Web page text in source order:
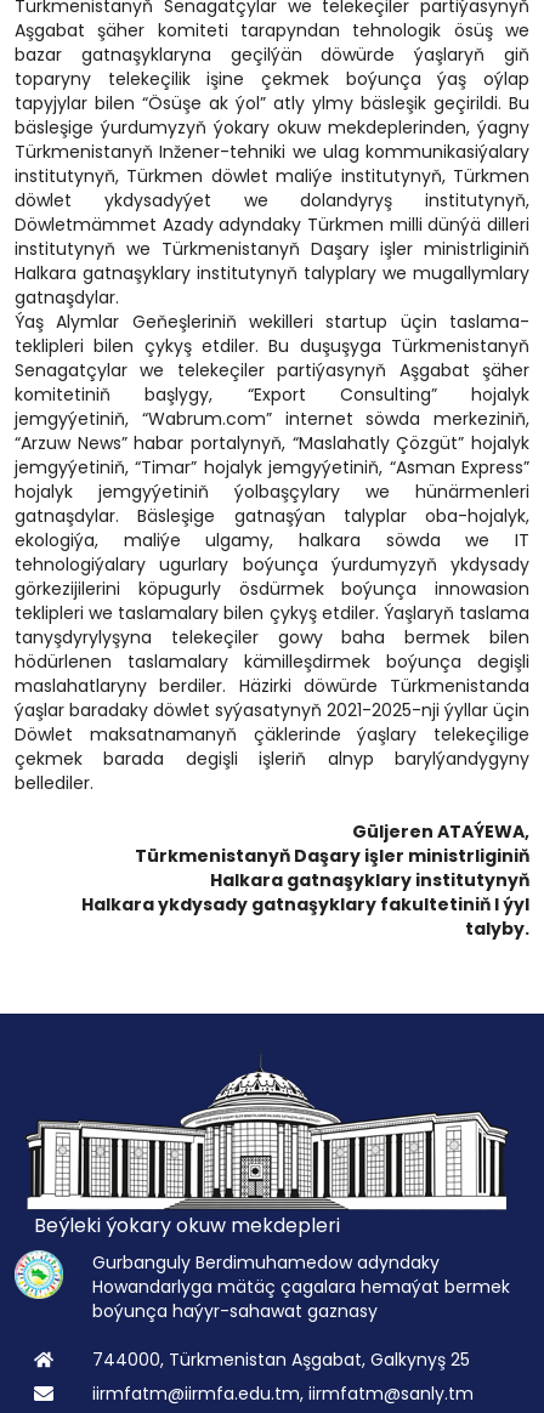
Türkmenistanyň Senagatçylar we telekeçiler partiýasynyň
Aşgabat şäher komiteti tarapyndan tehnologik ösüş we
bazar gatnaşyklaryna geçilýän döwürde ýaşlaryň giň
toparyny telekeçilik işine çekmek boýunça ýaş oýlap
tapyjylar bilen “Ösüşe ak ýol” atly ylmy bäsleşik geçirildi. Bu
bäsleşige ýurdumyzyň ýokary okuw mekdeplerinden, ýagny
Türkmenistanyň Inžener-tehniki we ulag kommunikasiýalary
institutynyň, Türkmen döwlet maliýe institutynyň, Türkmen
döwlet ykdysadyýet we dolandyryş institutynyň,
Döwletmämmet Azady adyndaky Türkmen milli dünýä dilleri
institutynyň we Türkmenistanyň Daşary işler ministrliginiň
Halkara gatnaşyklary institutynyň talyplary we mugallymlary
gatnaşdylar.
Ýaş Alymlar Geňeşleriniň wekilleri startup üçin taslama-
teklipleri bilen çykyş etdiler. Bu duşuşyga Türkmenistanyň
Senagatçylar we telekeçiler partiýasynyň Aşgabat şäher
komitetiniň başlygy, “Export Consulting” hojalyk
jemgyýetiniň, “Wabrum.com” internet söwda merkeziniň,
“Arzuw News” habar portalynyň, “Maslahatly Çözgüt” hojalyk
jemgyýetiniň, “Timar” hojalyk jemgyýetiniň, “Asman Express”
hojalyk jemgyýetiniň ýolbaşçylary we hünärmenleri
gatnaşdylar. Bäsleşige gatnaşýan talyplar oba-hojalyk,
ekologiýa, maliýe ulgamy, halkara söwda we IT
tehnologiýalary ugurlary boýunça ýurdumyzyň ykdysady
görkezijilerini köpugurly ösdürmek boýunça innowasion
teklipleri we taslamalary bilen çykyş etdiler. Ýaşlaryň taslama
tanyşdyrylyşyna telekeçiler gowy baha bermek bilen
hödürlenen taslamalary kämilleşdirmek boýunça degişli
maslahatlaryny berdiler. Häzirki döwürde Türkmenistanda
ýaşlar baradaky döwlet syýasatynyň 2021-2025-nji ýyllar üçin
Döwlet maksatnamanyň çäklerinde ýaşlary telekeçilige
çekmek barada degişli işleriň alnyp barylýandygyny
bellediler.
Güljeren ATAÝEWA,
Türkmenistanyň Daşary işler ministrliginiň
Halkara gatnaşyklary institutynyň
Halkara ykdysady gatnaşyklary fakultetiniň I ýyl
talyby.
Beýleki ýokary okuw mekdepleri
Gurbanguly Berdimuhamedow adyndaky
Howandarlyga mätäç çagalara hemaýat bermek
boýunça haýyr-sahawat gaznasy
744000, Türkmenistan Aşgabat, Galkynyş 25
iirmfatm@iirmfa.edu.tm, iirmfatm@sanly.tm